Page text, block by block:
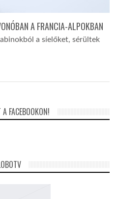
A FRANCIA-ALPOKBAN
a síelőket, sérültek
FACEBOOKON!